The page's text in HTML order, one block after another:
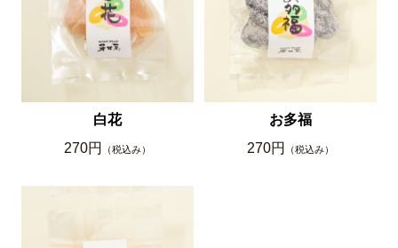
白花
270円
（税込み）
お多福
270円
（税込み）